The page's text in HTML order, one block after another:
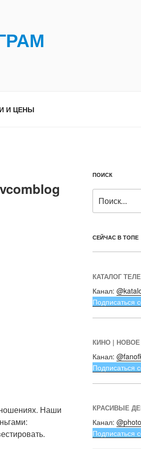
И ЦЕНЫ
Наши
ПОИСК
СЕЙЧАС В ТОПЕ
КАТАЛОГ
Канал:
Подписаться
КИНО |
Канал:
Подписаться
КРАСИВЫЕ
Канал:
Подписаться